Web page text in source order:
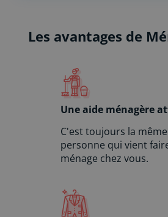
Les avantages de
Une aide ménagère
C'est toujours la même
personne qui vient
ménage chez vous.
v